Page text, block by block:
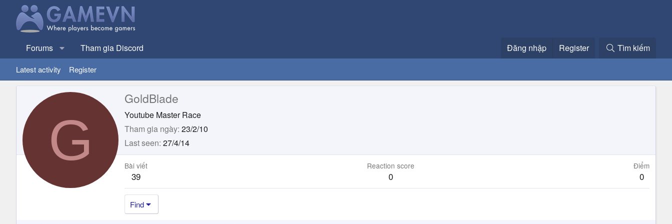
Forums Tham gia Discord Đăng nhập Register Tìm kiếm
Latest activity Register
G
GoldBlade
Youtube Master Race
Tham gia ngày 23/2/10
Last seen 27/4/14
Bài viết
39
Reaction score
0
Điểm
0
Find